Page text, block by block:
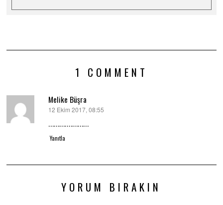
1 COMMENT
Melike Büşra
dedi
12 Ekim 2017, 08:55
………….………
Yanıtla
YORUM BIRAKIN